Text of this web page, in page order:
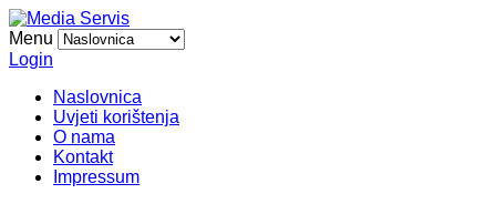
Menu
Login
Naslovnica
Uvjeti korištenja
O nama
Kontakt
Impressum